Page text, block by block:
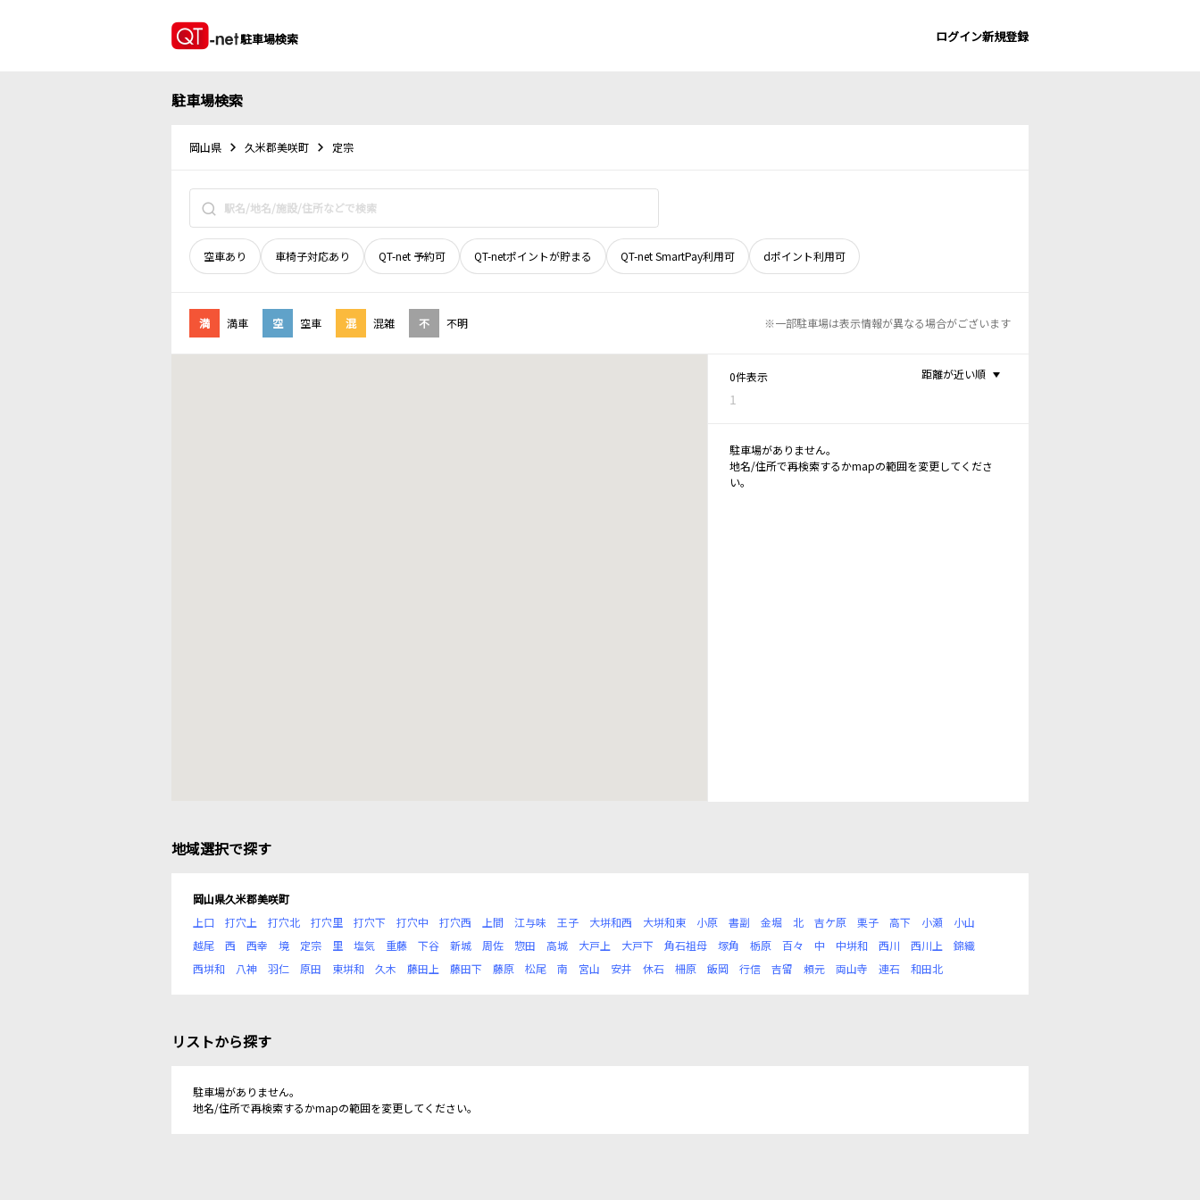
駐車場検索 ログイン新規登録
駐車場検索
岡山県 久米郡美咲町 定宗
空車あり 車椅子対応あり QT-net 予約可 QT-netポイントが貯まる QT-net SmartPay利用可 dポイント利用可
満 満車 空 空車 混 混雑 不 不明 ※一部駐車場は表示情報が異なる場合がございます
0件表示
1
距離が近い順
駐車場がありません。
地名/住所で再検索するかmapの範囲を変更してくださ
い。
地域選択で探す
岡山県久米郡美咲町
上口
打穴上 打穴北 打穴里 打穴下 打穴中 打穴西 上間 江与味 王子 大垪和西 大垪和東 小原 書副 金堀 北 吉ケ原 栗子 高下 小瀬
小山
越尾
西 西幸 境 定宗 里 塩気 重藤 下谷 新城 周佐 惣田 高城 大戸上 大戸下 角石祖母 塚角 栃原 百々 中 中垪和 西川 西川上
錦織
西垪和
八神 羽仁 原田 東垪和 久木 藤田上 藤田下 藤原 松尾 南 宮山 安井 休石 柵原 飯岡 行信 吉留 頼元 両山寺 連石 和田北
リストから探す
駐車場がありません。
地名/住所で再検索するかmapの範囲を変更してください。